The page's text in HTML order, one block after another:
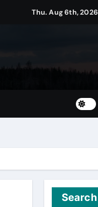
Thu. Aug 6th, 2026
Search